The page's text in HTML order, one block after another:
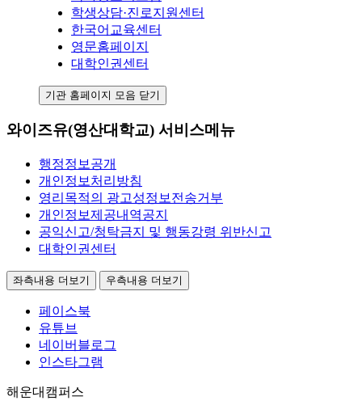
학생상담·진로지원센터
한국어교육센터
영문홈페이지
대학인권센터
기관 홈페이지 모음 닫기
와이즈유(영산대학교) 서비스메뉴
행정정보공개
개인정보처리방침
영리목적의 광고성정보전송거부
개인정보제공내역공지
공익신고/청탁금지 및 행동강령 위반신고
대학인권센터
좌측내용 더보기 우측내용 더보기
페이스북
유튜브
네이버블로그
인스타그램
해운대캠퍼스